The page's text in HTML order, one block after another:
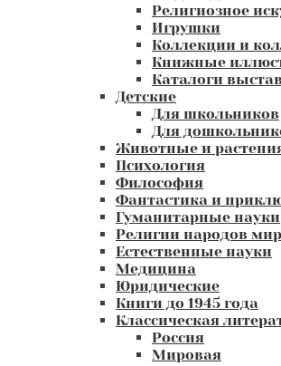
Религиозное
Игрушки
Коллекции и
Книжные
Каталоги
Детские
Для школьников
Для
Животные и
Психология
Философия
Фантастика и
Гуманитарные науки
Религии народов
Естественные науки
Медицина
Юридические
Книги до 1945 года
Классическая
Россия
Мировая